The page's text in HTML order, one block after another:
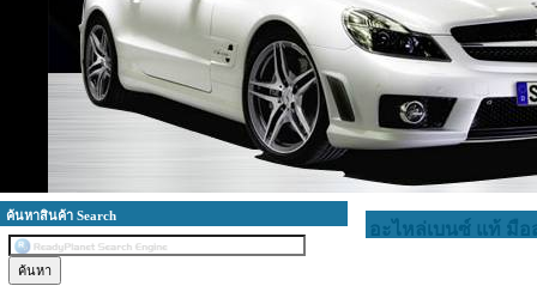
ค้นหาสินค้า Search
อะไหล่เบนซ์ แท้ มือ